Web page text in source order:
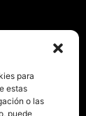
para
estas
o las
puede